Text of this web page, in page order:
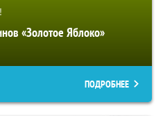
«Золотое Яблоко»
ПОДРОБНЕЕ